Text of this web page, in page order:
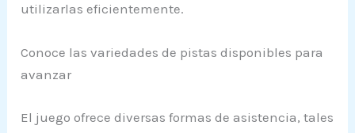
utilizarlas eficientemente.
Conoce las variedades de pistas disponibles para
avanzar
El juego ofrece diversas formas de asistencia, tales